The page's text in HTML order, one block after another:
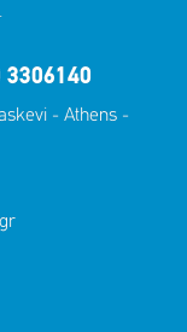
3306140
- Athens -